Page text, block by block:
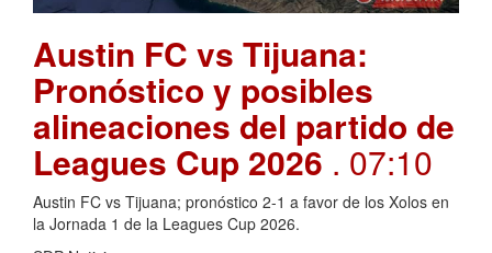
Austin FC vs Tijuana:
Pronóstico y posibles
alineaciones del partido de
Leagues Cup 2026 . 07:10
Austin FC vs Tijuana; pronóstico 2-1 a favor de los Xolos en
la Jornada 1 de la Leagues Cup 2026.